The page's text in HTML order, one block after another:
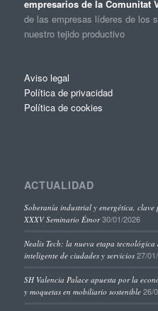
empresarios de la Comunitat
de las empresas líderes de los
nuestro tejido productivo
Aviso legal
Política de privacidad
Política de cookies
ACTUALIDAD
Soberanía industrial y energética,
XXXV Seminario Étnor 30/01/2026
Nealis Tech: la nueva etapa
inteligente de ciudades y servicios 27/
SH Valencia Palace apuesta por la
y moquetas en mobiliario sostenible 26/